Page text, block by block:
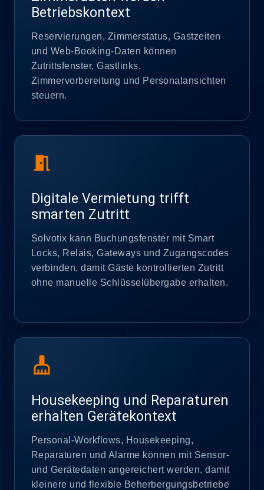
Betriebskontext
Reservierungen, Zimmerstatus, Gastzeiten
und Web-Booking-Daten können
Zutrittsfenster, Gastlinks,
Zimmervorbereitung und Personalansichten
steuern.
meeting_room
Digitale Vermietung trifft
smarten Zutritt
Solvotix kann Buchungsfenster mit Smart
Locks, Relais, Gateways und Zugangscodes
verbinden, damit Gäste kontrollierten Zutritt
ohne manuelle Schlüsselübergabe erhalten.
cleaning_services
Housekeeping und Reparaturen
erhalten Gerätekontext
Personal-Workflows, Housekeeping,
Reparaturen und Alarme können mit Sensor-
und Gerätedaten angereichert werden, damit
kleinere und flexible Beherbergungsbetriebe